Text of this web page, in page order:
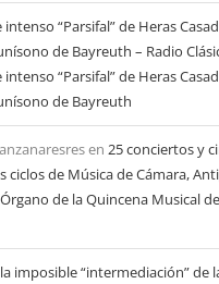
intenso “Parsifal” de Heras
de Bayreuth – Radio
intenso “Parsifal” de Heras
de Bayreuth
en 25 conciertos y
ciclos de Música de Cámara,
de la Quincena Musical
imposible “intermediación” de